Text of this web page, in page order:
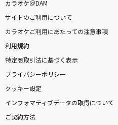
カラオケ＠DAM
サイトのご利用について
カラオケご利用にあたっての注意事項
利用規約
特定商取引法に基づく表示
プライバシーポリシー
クッキー設定
インフォマティブデータの取得について
ご契約方法